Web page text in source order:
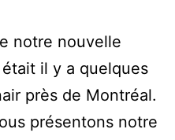
notre nouvelle
il y a quelques
près de Montréal.
présentons notre